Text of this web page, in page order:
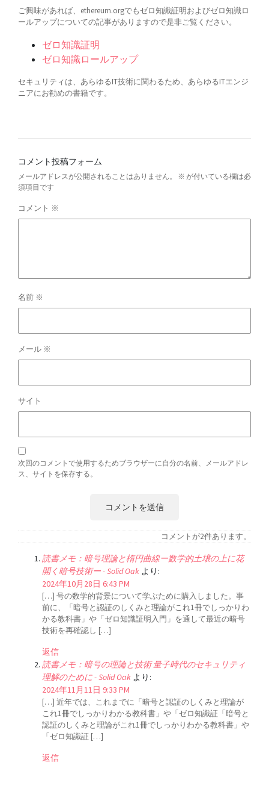
ご興味があれば、ethereum.orgでもゼロ知識証明およびゼロ知識ロ
ールアップについての記事がありますので是非ご覧ください。
ゼロ知識証明
ゼロ知識ロールアップ
セキュリティは、あらゆるIT技術に関わるため、あらゆるITエンジ
ニアにお勧めの書籍です。
コメント投稿フォーム
メールアドレスが公開されることはありません。 ※ が付いている欄は必
須項目です
コメント ※
名前 ※
メール ※
サイト
次回のコメントで使用するためブラウザーに自分の名前、メールアドレ
ス、サイトを保存する。
コメントが2件あります。
読書メモ：暗号理論と楕円曲線ー数学的土壌の上に花
開く暗号技術ー - Solid Oak より:
2024年10月28日 6:43 PM
[…] 号の数学的背景について学ぶために購入しました。事
前に、「暗号と認証のしくみと理論がこれ1冊でしっかりわ
かる教科書」や「ゼロ知識証明入門」を通して最近の暗号
技術を再確認し […]
返信
読書メモ：暗号の理論と技術 量子時代のセキュリティ
理解のために - Solid Oak より:
2024年11月11日 9:33 PM
[…] 近年では、これまでに「暗号と認証のしくみと理論が
これ1冊でしっかりわかる教科書」や「ゼロ知識証「暗号と
認証のしくみと理論がこれ1冊でしっかりわかる教科書」や
「ゼロ知識証 […]
返信